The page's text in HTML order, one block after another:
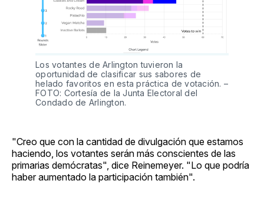
Los votantes de Arlington tuvieron la
oportunidad de clasificar sus sabores de
helado favoritos en esta práctica de votación. –
FOTO: Cortesía de la Junta Electoral del
Condado de Arlington.
"Creo que con la cantidad de divulgación que estamos
haciendo, los votantes serán más conscientes de las
primarias demócratas", dice Reinemeyer. "Lo que podría
haber aumentado la participación también".